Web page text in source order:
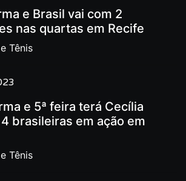
e Brasil vai com 2
nas quartas em Recife
Tênis
e 5ª feira terá Cecília
brasileiras em ação em
Tênis